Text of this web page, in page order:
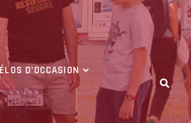
D’OCCASION